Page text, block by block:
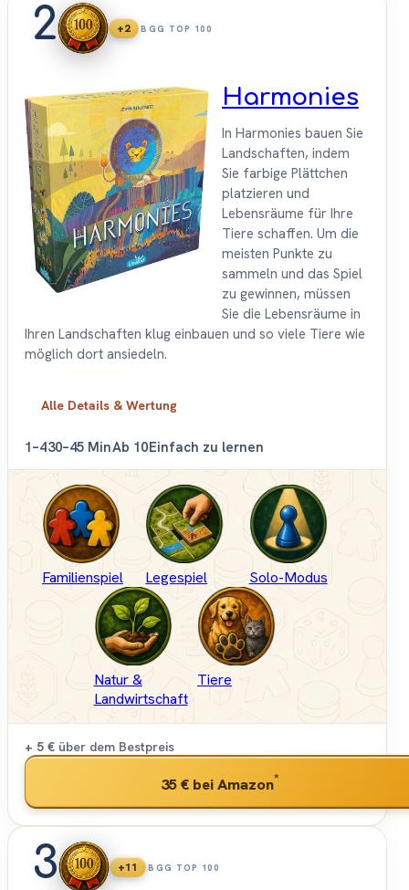
2 +2 BGG TOP 100
Harmonies
In Harmonies bauen Sie
Landschaften, indem
Sie farbige Plättchen
platzieren und
Lebensräume für Ihre
Tiere schaffen. Um die
meisten Punkte zu
sammeln und das Spiel
zu gewinnen, müssen
Sie die Lebensräume in
Ihren Landschaften klug einbauen und so viele Tiere wie
möglich dort ansiedeln.
Alle Details & Wertung
1–430–45 MinAb 10Einfach zu lernen
Familienspiel Legespiel Solo-Modus
Natur &
Landwirtschaft
Tiere
+ 5 € über dem Bestpreis
35 € bei Amazon*
3 +11 BGG TOP 100